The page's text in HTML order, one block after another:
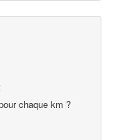
chaque km ?